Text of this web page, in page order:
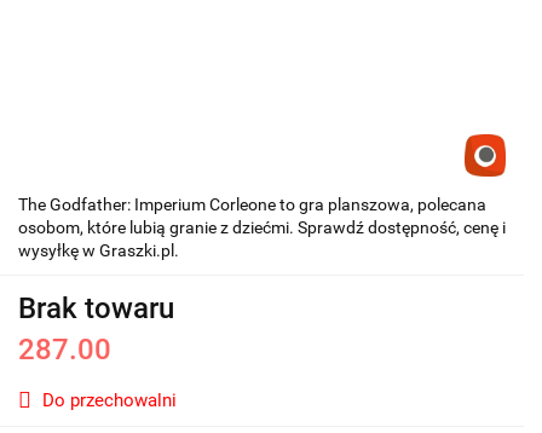
The Godfather: Imperium Corleone to gra planszowa, polecana
osobom, które lubią granie z dziećmi. Sprawdź dostępność, cenę i
wysyłkę w Graszki.pl.
Brak towaru
287.00
Do przechowalni